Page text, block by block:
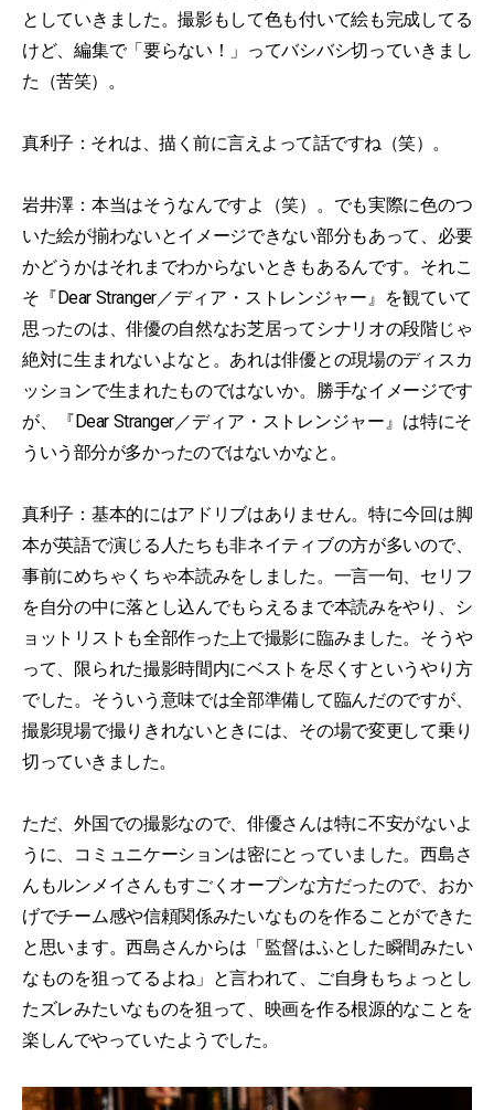
としていきました。撮影もして色も付いて絵も完成してる
けど、編集で「要らない！」ってバシバシ切っていきまし
た（苦笑）。
真利子：それは、描く前に言えよって話ですね（笑）。
岩井澤：本当はそうなんですよ（笑）。でも実際に色のつ
いた絵が揃わないとイメージできない部分もあって、必要
かどうかはそれまでわからないときもあるんです。それこ
そ『Dear Stranger／ディア・ストレンジャー』を観ていて
思ったのは、俳優の自然なお芝居ってシナリオの段階じゃ
絶対に生まれないよなと。あれは俳優との現場のディスカ
ッションで生まれたものではないか。勝手なイメージです
が、『Dear Stranger／ディア・ストレンジャー』は特にそ
ういう部分が多かったのではないかなと。
真利子：基本的にはアドリブはありません。特に今回は脚
本が英語で演じる人たちも非ネイティブの方が多いので、
事前にめちゃくちゃ本読みをしました。一言一句、セリフ
を自分の中に落とし込んでもらえるまで本読みをやり、シ
ョットリストも全部作った上で撮影に臨みました。そうや
って、限られた撮影時間内にベストを尽くすというやり方
でした。そういう意味では全部準備して臨んだのですが、
撮影現場で撮りきれないときには、その場で変更して乗り
切っていきました。
ただ、外国での撮影なので、俳優さんは特に不安がないよ
うに、コミュニケーションは密にとっていました。西島さ
んもルンメイさんもすごくオープンな方だったので、おか
げでチーム感や信頼関係みたいなものを作ることができた
と思います。西島さんからは「監督はふとした瞬間みたい
なものを狙ってるよね」と言われて、ご自身もちょっとし
たズレみたいなものを狙って、映画を作る根源的なことを
楽しんでやっていたようでした。